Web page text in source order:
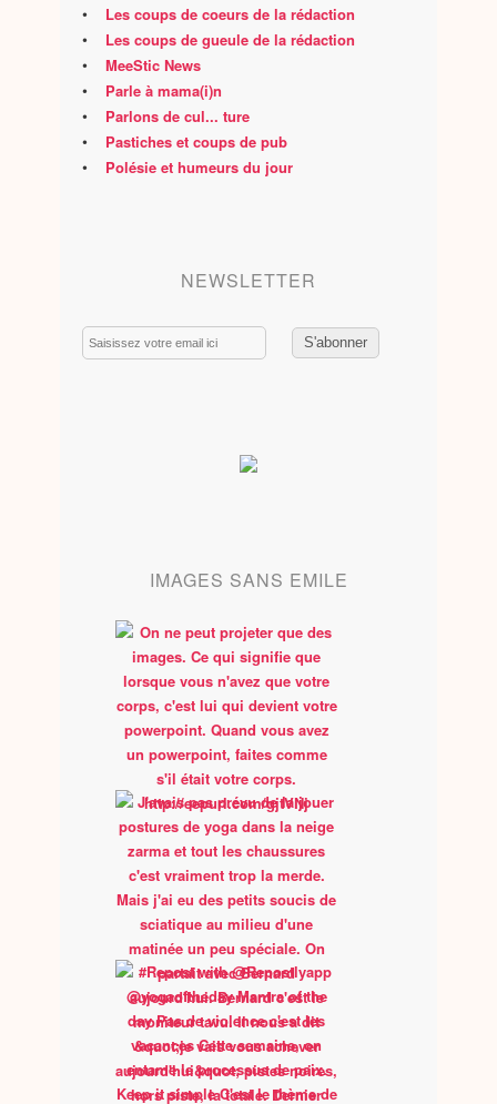
• Les coups de coeurs de la rédaction
• Les coups de gueule de la rédaction
• MeeStic News
• Parle à mama(i)n
• Parlons de cul... ture
• Pastiches et coups de pub
• Polésie et humeurs du jour
NEWSLETTER
Email
IMAGES SANS EMILE